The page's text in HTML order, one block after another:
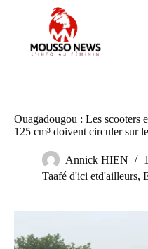
Ouagadougou : Les scooters
125 cm³ doivent circuler sur
Annick HIEN
Taafé d'ici etd'ailleurs,